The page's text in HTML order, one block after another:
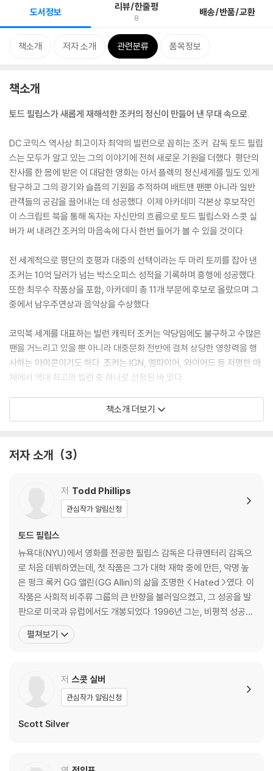
도서정보 리뷰/한줄평
8 배송/반품/교환
책소개 저자 소개 관련분류 품목정보
책소개
토드 필립스가 새롭게 재해석한 조커의 정신이 만들어 낸 무대 속으로.
DC 코믹스 역사상 최고이자 최악의 빌런으로 꼽히는 조커. 감독 토드 필립
스는 모두가 알고 있는 그의 이야기에 전혀 새로운 기원을 더했다. 평단의
찬사를 한 몸에 받은 이 대담한 영화는 아서 플렉의 정신세계를 밀도 있게
탐구하고 그의 광기와 슬픔의 기원을 추적하며 배트맨 팬뿐 아니라 일반
관객들의 공감을 끌어내는 데 성공했다. 이제 아카데미 각본상 후보작인
이 스크립트 북을 통해 독자는 자신만의 흐름으로 토드 필립스와 스콧 실
버가 써 내려간 조커의 마음속에 다시 한번 들어가 볼 수 있을 것이다.
전 세계적으로 평단의 호평과 대중의 선택이라는 두 마리 토끼를 잡아 낸
조커는 10억 달러가 넘는 박스오피스 성적을 기록하며 흥행에 성공했다.
또한 최우수 작품상을 포함, 아카데미 총 11개 부문에 후보로 올랐으며 그
중에서 남우주연상과 음악상을 수상했다.
코믹북 세계를 대표하는 빌런 캐릭터 조커는 악당임에도 불구하고 수많은
팬을 거느리고 있을 뿐 아니라 대중문화 전반에 걸쳐 상당한 영향력을 행
사하는 아이콘이기도 하다. 조커는 IGN, 엠파이어, 와이어드 등 저명한 매
체에서 역대 최고의 빌런 중 하나로 선정된 바 있다.
2022년 3월, 수많은 팬들의 기대와 함께 개봉된 “더 배트맨”은 “조커”와
함께 시너지 효과를 냈다.
긴 컬러 스틸, 영화의 기원 및 와킨 피닉스, 로버트 드 니로와의 협업에 관
책소개 더보기
저자 소개 3
저 Todd Phillips
관심작가 알림신청
토드 필립스
뉴욕대(NYU)에서 영화를 전공한 필립스 감독은 다큐멘터리 감독으
로 처음 데뷔하였는데, 첫 작품은 그가 대학 재학 중에 만든, 악명 높
은 펑크 록커 GG 앨린(GG Allin)의 삶을 조명한 < Hated >였다. 이
작품은 사회적 비주류 그룹의 큰 반향을 불러일으켰고, 그 성공을 발
판으로 미국과 유럽에서도 개봉되었다. 1996년 그는, 비평적 성공과
동시에 큰 논쟁을 불러일으킨 < Frat House >를 감독하였는데, 대
학 신입생들의 호된 신고식을 다룬 이 작품은 1998년 선댄스 영화제
펼쳐보기
저 스콧 실버
관심작가 알림신청
Scott Silver